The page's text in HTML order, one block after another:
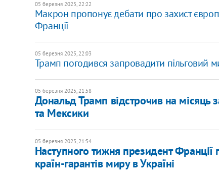
05 березня 2025, 22:22
​Макрон пропонує дебати про захист
Франції
05 березня 2025, 22:03
Трамп погодився запровадити пільговий
05 березня 2025, 21:58
Дональд Трамп відстрочив на місяць
та Мексики
05 березня 2025, 21:54
Наступного тижня президент Франції
країн-гарантів миру в Україні